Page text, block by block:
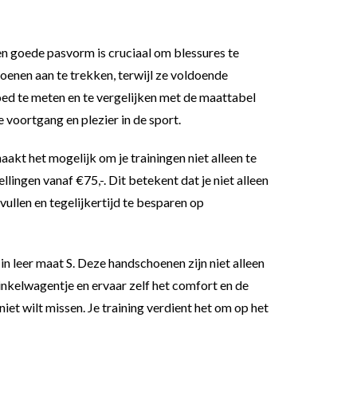
goede pasvorm is cruciaal om blessures te
aan te trekken, terwijl ze voldoende
te meten en te vergelijken met de maattabel
voortgang en plezier in de sport.
het mogelijk om je trainingen niet alleen te
vanaf €75,-. Dit betekent dat je niet alleen
en tegelijkertijd te besparen op
leer maat S. Deze handschoenen zijn niet alleen
en ervaar zelf het comfort en de
wilt missen. Je training verdient het om op het